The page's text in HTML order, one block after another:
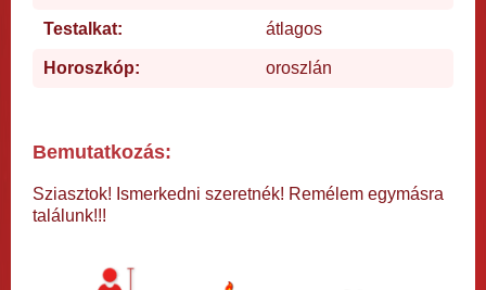
Testalkat: átlagos
Horoszkóp: oroszlán
Bemutatkozás:
Sziasztok! Ismerkedni szeretnék! Remélem egymásra
találunk!!!